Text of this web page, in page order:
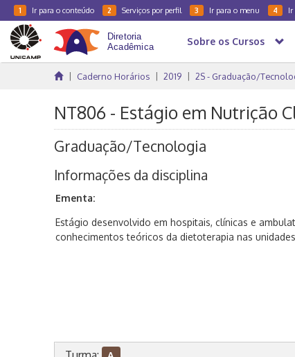
1 Ir para o conteúdo 2 Serviços por perfil 3 Ir para o menu 4 Ir
Sobre os Cursos
Caderno Horários 2019 2S - Graduação/
NT806 - Estágio em Nutrição
Graduação/Tecnologia
Informações da disciplina
Ementa:
Estágio desenvolvido em hospitais, clínicas e
conhecimentos teóricos da dietoterapia nas